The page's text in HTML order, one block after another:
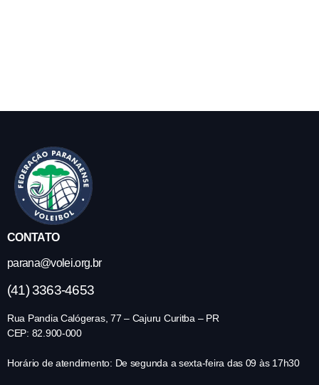
CONTATO
parana@volei.org.br
(41) 3363-4653
Rua Pandia Calógeras, 77 – Cajuru Curitba – PR
CEP: 82.900-000
Horário de atendimento: De segunda a sexta-feira das 09 às 17h30